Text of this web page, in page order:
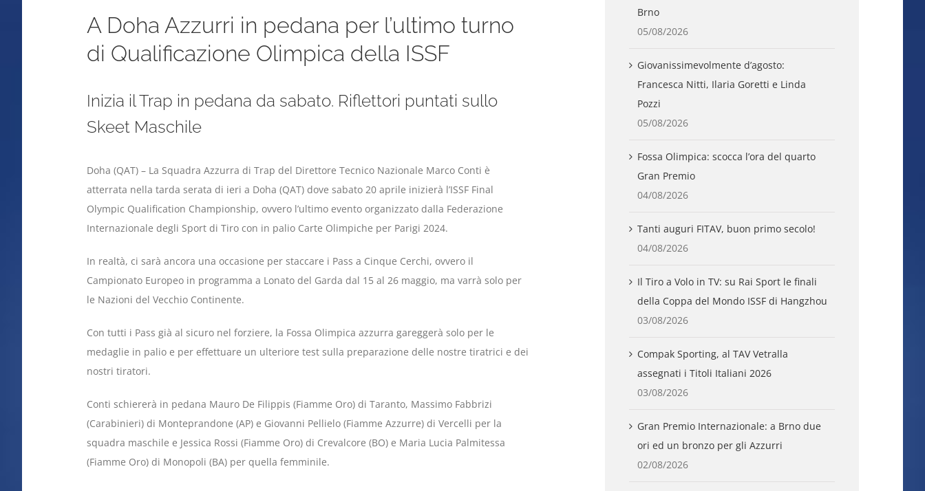
A Doha Azzurri in pedana per l’ultimo turno
di Qualificazione Olimpica della ISSF
Inizia il Trap in pedana da sabato. Riflettori puntati sullo
Skeet Maschile
Doha (QAT) – La Squadra Azzurra di Trap del Direttore Tecnico Nazionale Marco Conti è
atterrata nella tarda serata di ieri a Doha (QAT) dove sabato 20 aprile inizierà l’ISSF Final
Olympic Qualification Championship, ovvero l’ultimo evento organizzato dalla Federazione
Internazionale degli Sport di Tiro con in palio Carte Olimpiche per Parigi 2024.
In realtà, ci sarà ancora una occasione per staccare i Pass a Cinque Cerchi, ovvero il
Campionato Europeo in programma a Lonato del Garda dal 15 al 26 maggio, ma varrà solo per
le Nazioni del Vecchio Continente.
Con tutti i Pass già al sicuro nel forziere, la Fossa Olimpica azzurra gareggerà solo per le
medaglie in palio e per effettuare un ulteriore test sulla preparazione delle nostre tiratrici e dei
nostri tiratori.
Conti schiererà in pedana Mauro De Filippis (Fiamme Oro) di Taranto, Massimo Fabbrizi
(Carabinieri) di Monteprandone (AP) e Giovanni Pellielo (Fiamme Azzurre) di Vercelli per la
squadra maschile e Jessica Rossi (Fiamme Oro) di Crevalcore (BO) e Maria Lucia Palmitessa
(Fiamme Oro) di Monopoli (BA) per quella femminile.
Brno
05/08/2026
Giovanissimevolmente d’agosto:
Francesca Nitti, Ilaria Goretti e Linda
Pozzi
05/08/2026
Fossa Olimpica: scocca l’ora del quarto
Gran Premio
04/08/2026
Tanti auguri FITAV, buon primo secolo!
04/08/2026
Il Tiro a Volo in TV: su Rai Sport le finali
della Coppa del Mondo ISSF di Hangzhou
03/08/2026
Compak Sporting, al TAV Vetralla
assegnati i Titoli Italiani 2026
03/08/2026
Gran Premio Internazionale: a Brno due
ori ed un bronzo per gli Azzurri
02/08/2026